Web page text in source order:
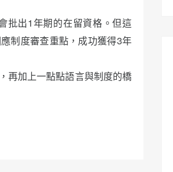
批出1年期的在留資格。但這
制度審查重點，成功獲得3年
再加上一點點語言與制度的橋